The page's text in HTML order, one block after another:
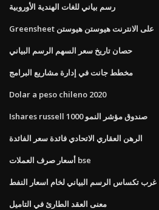
رسم بياني للغات الهندية الأوروبية
Greensheet على الانترنت هيوستن هيوستن
حصان تاريخ سعر السهم الرسم البياني
مخطط جانت في إدارة مشاريع البرامج
Dolar a peso chileno 2020
Ishares russell 1000 صندوق مؤشر النمو
الرهن العقاري الاتحادي فائدة سعر الفائدة
أسعار صرف العملات bse
غرب تكساس الرسم البياني لخام اسعار النفط
معنى العقد الطارئ في التاميل